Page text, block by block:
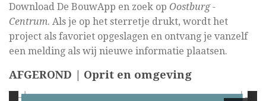
Download De BouwApp en zoek op Oostburg -
Centrum. Als je op het sterretje drukt, wordt het
project als favoriet opgeslagen en ontvang je vanzelf
een melding als wij nieuwe informatie plaatsen.
AFGEROND | Oprit en omgeving